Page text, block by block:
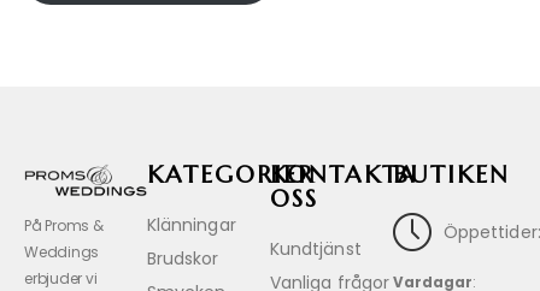
På Proms &
Weddings
erbjuder vi
BUTIKEN
Öppettider:
Vardagar:
KONTAKTA
OSS
Kundtjänst
Vanliga frågor
KATEGORIER
Klänningar
Brudskor